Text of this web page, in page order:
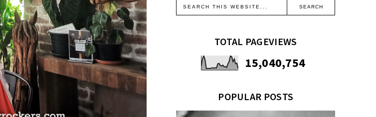
TOTAL PAGEVIEWS
15,040,754
POPULAR POSTS